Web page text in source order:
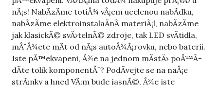
nÃ¡s! NabÃ­zÃ­me totiÅ¾ vÅ¡em ucelenou nabÃ­dku,
nabÃ­zÃ­me elektroinstalaÄnÃ­ materiÃ¡l, nabÃ­zÃ­me
jak klasickÃ© svÄ›telnÃ© zdroje, tak LED svÃ­tidla,
mÅ¯Å¾ete mÃ­t od nÃ¡s autoÅ¾Ã¡rovku, nebo baterii.
Jste pÅ™ekvapeni, Å¾e na jednom mÃ­stÄ› poÅ™Ã­
dÃ­te tolik komponentÅ¯? PodÃ­vejte se na naÅ¡e
strÃ¡nky a hned VÃ¡m bude jasnÃ©, Å¾e jste